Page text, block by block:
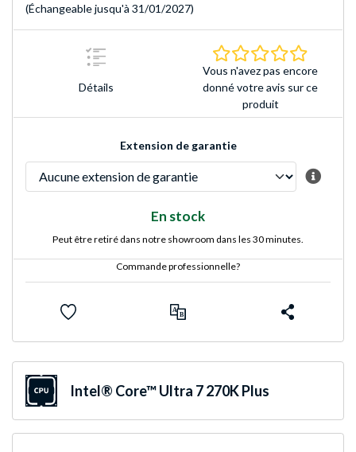
(Échangeable jusqu'à 31/01/2027)
Détails
Vous n'avez pas encore
donné votre avis sur ce
produit
Extension de garantie
En stock
Peut être retiré dans notre showroom dans les 30 minutes.
Commande professionnelle?
Intel® Core™ Ultra 7 270K Plus